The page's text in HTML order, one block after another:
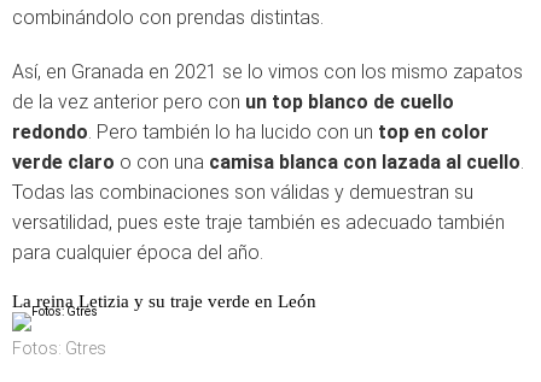
combinándolo con prendas distintas.
Así, en Granada en 2021 se lo vimos con los mismo zapatos
de la vez anterior pero con un top blanco de cuello
redondo . Pero también lo ha lucido con un top en color
verde claro o con una camisa blanca con lazada al cuello
Todas las combinaciones son válidas y demuestran su
versatilidad, pues este traje también es adecuado también
para cualquier época del año.
La reina Letizia y su traje verde en León
Fotos: Gtres